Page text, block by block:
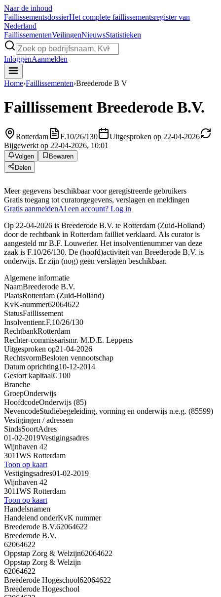
Naar de inhoud
FaillissementsdossierHet complete faillissementsregister van
Nederland
FaillissementenVeilingenNieuwsStatistieken
InloggenAanmelden
Home›Faillissementen›Breederode B V
Faillissement Breederode B.V.
Rotterdam F.10/26/130
Uitgesproken op 22-04-2026
Bijgewerkt op 22-04-2026, 10:01
Volgen
Bewaren
Delen
Meer gegevens beschikbaar voor geregistreerde gebruikers
Gratis toegang tot curatorgegevens, verslagen en meldingen
Gratis aanmeldenAl een account? Log in
Op 22-04-2026 is Breederode B.V. te Rotterdam (Zuid-Holland)
door de rechtbank in Rotterdam failliet verklaard. Als curator is
aangesteld mr B.F. Louwerier. Het insolventienummer van deze
zaak is F.10/26/130. De (hoofd)activiteit van Breederode B.V. is
onderwijs. Er zijn (nog) geen verslagen beschikbaar.
Algemene informatie
NaamBreederode B.V.
PlaatsRotterdam (Zuid-Holland)
KvK-nummer62064622
StatusFaillissement
Insolventienr.F.10/26/130
RechtbankRotterdam
Rechter-commissarismr. M.D.E. Leppens
Uitgesproken op21-04-2026
RechtsvormBesloten vennootschap
Datum oprichting10-12-2014
Gestort kapitaal€ 100
Branche
GroepOnderwijs
HoofdcodeOnderwijs (85)
NevencodeStudiebegeleiding, vorming en onderwijs n.e.g. (85599)
Vestigingen / adressen
SindsSoortAdres
01-02-2019Vestigingsadres
Wijnhaven 42
3011WS Rotterdam
Toon op kaart
Vestigingsadres01-02-2019
Wijnhaven 42
3011WS Rotterdam
Toon op kaart
Handelsnamen
Handelend onderKvK nummer
Breederode B.V.62064622
Breederode B.V.
62064622
Oppstap Zorg & Welzijn62064622
Oppstap Zorg & Welzijn
62064622
Breederode Hogeschool62064622
Breederode Hogeschool